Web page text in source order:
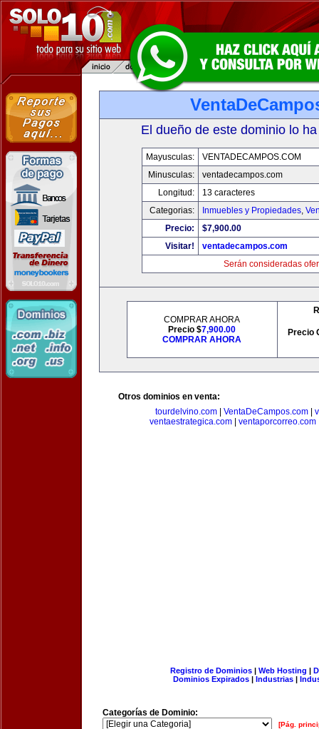
El dueño de este dominio lo
Mayusculas:
VENTADECAMPOS.COM
Minusculas:
ventadecampos.com
Longitud:
13 caracteres
Categorias:
Inmuebles y Propiedades,
Precio:
$7,900.00
Visitar!
ventadecampos.com
Serán consideradas
COMPRAR AHORA
Precio $7,900.00
COMPRAR AHORA
Precio
Otros dominios en venta:
tourdelvino.com| VentaDeCampos.com|
ventaestrategica.com| ventaporcorreo.com
Registro de Dominios| Web Hosting |
Dominios Expirados | Industrias |
Categorías de Dominio:
[Pág.